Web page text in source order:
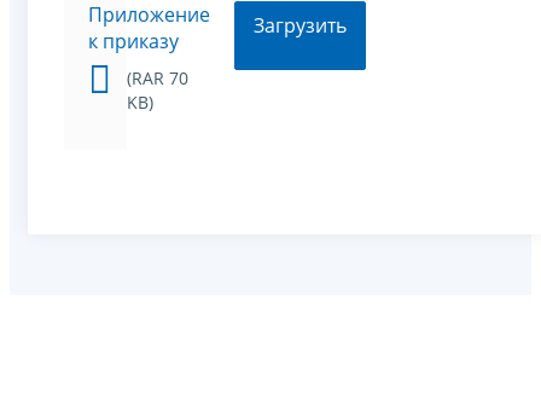
Приложение
к приказу
(RAR 70
KB)
Загрузить